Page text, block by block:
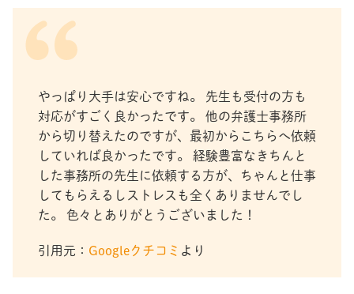
やっぱり大手は安心ですね。 先生も受付の方も
対応がすごく良かったです。 他の弁護士事務所
から切り替えたのですが、最初からこちらへ依頼
していれば良かったです。 経験豊富なきちんと
した事務所の先生に依頼する方が、ちゃんと仕事
してもらえるしストレスも全くありませんでし
た。 色々とありがとうございました！
引用元： Googleクチコミ より